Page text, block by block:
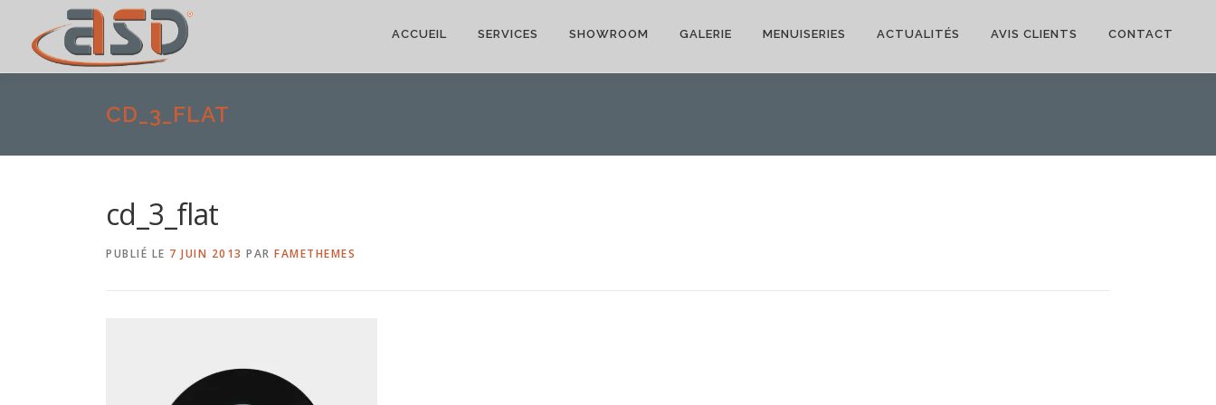
ACCUEIL SERVICES SHOWROOM GALERIE MENUISERIES ACTUALITÉS AVIS CLIENTS CONTACT
CD_3_FLAT
cd_3_flat
PUBLIÉ LE 7 JUIN 2013 PAR FAMETHEMES